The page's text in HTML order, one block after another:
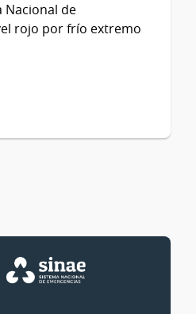
Nacional de
rojo por frío extremo